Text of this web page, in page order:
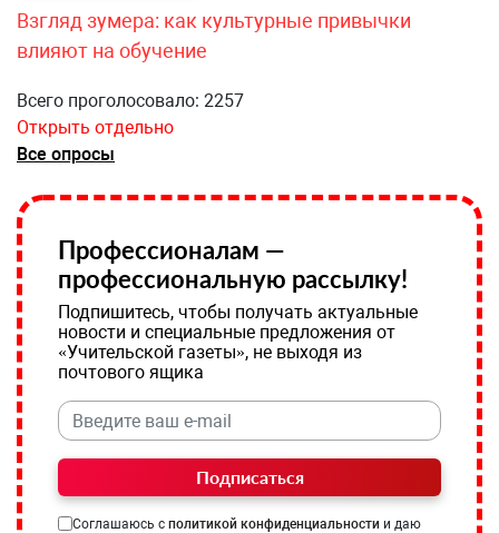
Взгляд зумера: как культурные привычки
влияют на обучение
Всего проголосовало: 2257
Открыть отдельно
Все опросы
Профессионалам —
профессиональную рассылку!
Подпишитесь, чтобы получать актуальные
новости и специальные предложения от
«Учительской газеты», не выходя из
почтового ящика
Подписаться
Соглашаюсь с политикой конфиденциальности и даю